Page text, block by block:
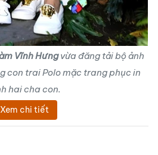
Vĩnh Hưngvừa đăng tải bộ ảnh
con trai Polo mặc trang phục in
hai cha con.
Xem chi tiết